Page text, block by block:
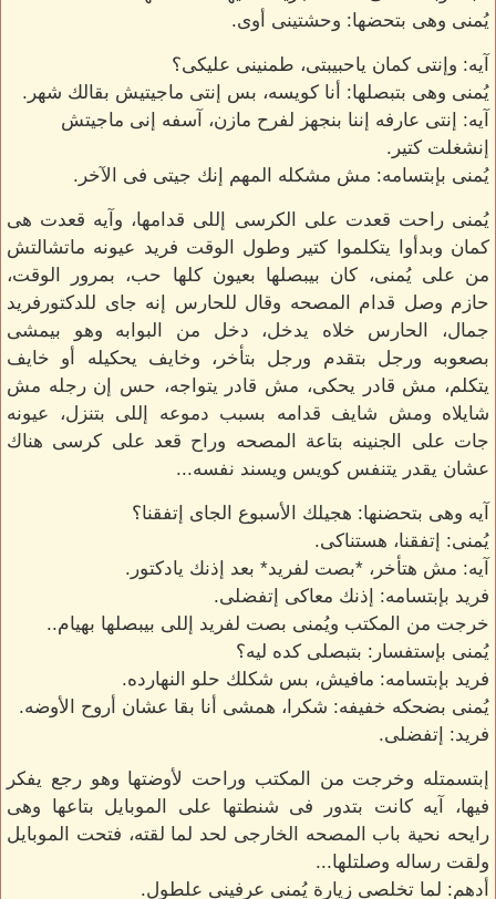
يُمنى وهى بتحضها: وحشتينى أوى.
آيه: وإنتى كمان ياحبيبتى، طمنينى عليكى؟
يُمنى وهى بتبصلها: أنا كويسه، بس إنتى ماجيتيش بقالك شهر.
آيه: إنتى عارفه إننا بنجهز لفرح مازن، آسفه إنى ماجيتش
إنشغلت كتير.
يُمنى بإبتسامه: مش مشكله المهم إنك جيتى فى الآخر.
يُمنى راحت قعدت على الكرسى إللى قدامها، وآيه قعدت هى
كمان وبدأوا يتكلموا كتير وطول الوقت فريد عيونه ماتشالتش
من على يُمنى، كان بيبصلها بعيون كلها حب، بمرور الوقت،
حازم وصل قدام المصحه وقال للحارس إنه جاى للدكتورفريد
جمال، الحارس خلاه يدخل، دخل من البوابه وهو بيمشى
بصعوبه ورجل بتقدم ورجل بتأخر، وخايف يحكيله أو خايف
يتكلم، مش قادر يحكى، مش قادر يتواجه، حس إن رجله مش
شايلاه ومش شايف قدامه بسبب دموعه إللى بتنزل، عيونه
جات على الجنينه بتاعة المصحه وراح قعد على كرسى هناك
عشان يقدر يتنفس كويس ويسند نفسه...
آيه وهى بتحضنها: هجيلك الأسبوع الجاى إتفقنا؟
يُمنى: إتفقنا، هستناكى.
آيه: مش هتأخر، *بصت لفريد* بعد إذنك يادكتور.
فريد بإبتسامه: إذنك معاكى إتفضلى.
خرجت من المكتب ويُمنى بصت لفريد إللى بيبصلها بهيام..
يُمنى بإستفسار: بتبصلى كده ليه؟
فريد بإبتسامه: مافيش، بس شكلك حلو النهارده.
يُمنى بضحكه خفيفه: شكرا، همشى أنا بقا عشان أروح الأوضه.
فريد: إتفضلى.
إبتسمتله وخرجت من المكتب وراحت لأوضتها وهو رجع يفكر
فيها، آيه كانت بتدور فى شنطتها على الموبايل بتاعها وهى
رايحه نحية باب المصحه الخارجى لحد لما لقته، فتحت الموبايل
ولقت رساله وصلتلها...
أدهم: لما تخلصى زيارة يُمنى عرفينى علطول.